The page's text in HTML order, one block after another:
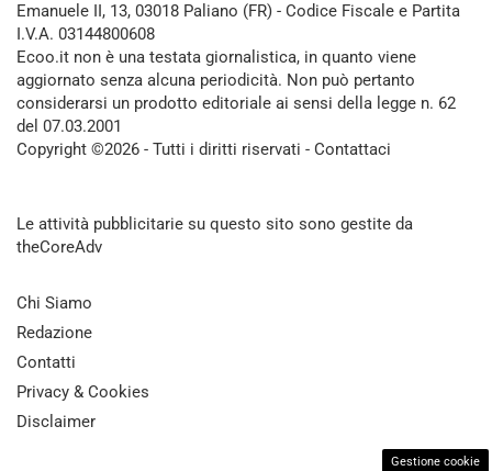
Emanuele II, 13, 03018 Paliano (FR) - Codice Fiscale e Partita
I.V.A. 03144800608
Ecoo.it non è una testata giornalistica, in quanto viene
aggiornato senza alcuna periodicità. Non può pertanto
considerarsi un prodotto editoriale ai sensi della legge n. 62
del 07.03.2001
Copyright ©2026 - Tutti i diritti riservati - Contattaci
Le attività pubblicitarie su questo sito sono gestite da
theCoreAdv
Chi Siamo
Redazione
Contatti
Privacy & Cookies
Disclaimer
Gestione cookie